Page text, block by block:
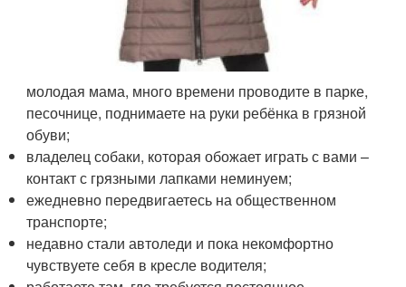
молодая мама, много времени проводите в парке,
песочнице, поднимаете на руки ребёнка в грязной
обуви;
владелец собаки, которая обожает играть с вами –
контакт с грязными лапками неминуем;
ежедневно передвигаетесь на общественном
транспорте;
недавно стали автоледи и пока некомфортно
чувствуете себя в кресле водителя;